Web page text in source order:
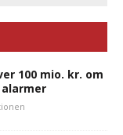
100 mio. kr. om